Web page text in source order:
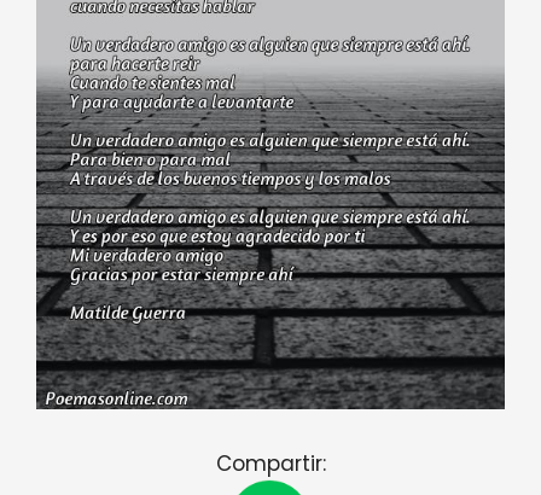
Compartir: